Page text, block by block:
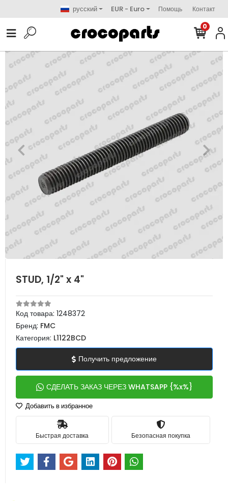
русский EUR - Euro Помощь Контакт
0
STUD, 1/2" x 4"
Код товара: 1248372
Бренд: FMC
Категория: L1122BCD
Получить предложение
СДЕЛАТЬ ЗАКАЗ ЧЕРЕЗ WHATSAPP {%x%}
Добавить в избранное
Быстрая доставка Безопасная покупка